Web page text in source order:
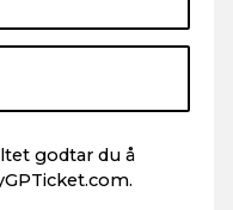
godtar du å